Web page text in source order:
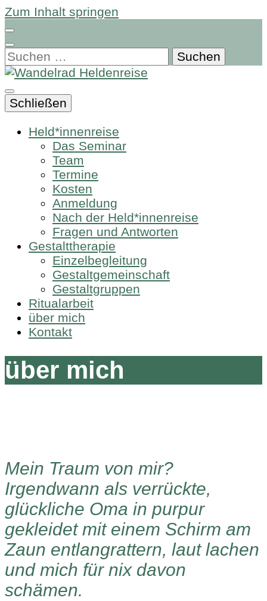
Zum Inhalt springen
Suchen
nach:
Schließen
Held*innenreise
Das Seminar
Team
Termine
Kosten
Anmeldung
Nach der Held*innenreise
Fragen und Antworten
Gestalttherapie
Einzelbegleitung
Gestaltgemeinschaft
Gestaltgruppen
Ritualarbeit
über mich
Kontakt
über mich
Mein Traum von mir?
Irgendwann als verrückte,
glückliche Oma in purpur
gekleidet mit einem Schirm am
Zaun entlangrattern, laut lachen
und mich für nix davon
schämen.